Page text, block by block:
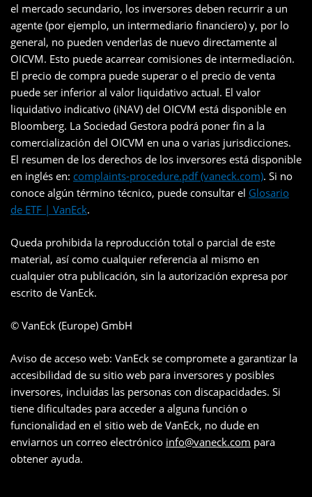
el mercado secundario, los inversores deben recurrir a un
agente (por ejemplo, un intermediario financiero) y, por lo
general, no pueden venderlas de nuevo directamente al
OICVM. Esto puede acarrear comisiones de intermediación.
El precio de compra puede superar o el precio de venta
puede ser inferior al valor liquidativo actual. El valor
liquidativo indicativo (iNAV) del OICVM está disponible en
Bloomberg. La Sociedad Gestora podrá poner fin a la
comercialización del OICVM en una o varias jurisdicciones.
El resumen de los derechos de los inversores está disponible
en inglés en: complaints-procedure.pdf (vaneck.com). Si no
conoce algún término técnico, puede consultar el Glosario
de ETF | VanEck.
Queda prohibida la reproducción total o parcial de este
material, así como cualquier referencia al mismo en
cualquier otra publicación, sin la autorización expresa por
escrito de VanEck.
© VanEck (Europe) GmbH
Aviso de acceso web: VanEck se compromete a garantizar la
accesibilidad de su sitio web para inversores y posibles
inversores, incluidas las personas con discapacidades. Si
tiene dificultades para acceder a alguna función o
funcionalidad en el sitio web de VanEck, no dude en
enviarnos un correo electrónico info@vaneck.com para
obtener ayuda.